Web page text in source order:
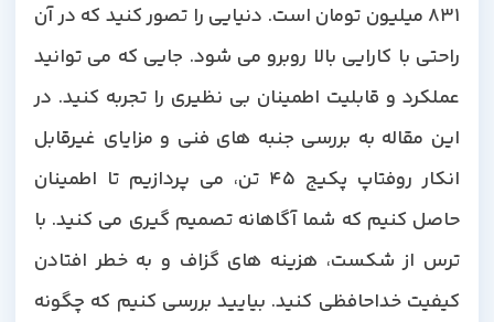
831 میلیون تومان است. دنیایی را تصور کنید که در آن
راحتی با کارایی بالا روبرو می شود. جایی که می توانید
عملکرد و قابلیت اطمینان بی نظیری را تجربه کنید. در
این مقاله به بررسی جنبه های فنی و مزایای غیرقابل
انکار روفتاپ پکیج 45 تن، می پردازیم تا اطمینان
حاصل کنیم که شما آگاهانه تصمیم گیری می کنید. با
ترس از شکست، هزینه های گزاف و به خطر افتادن
کیفیت خداحافظی کنید. بیایید بررسی کنیم که چگونه